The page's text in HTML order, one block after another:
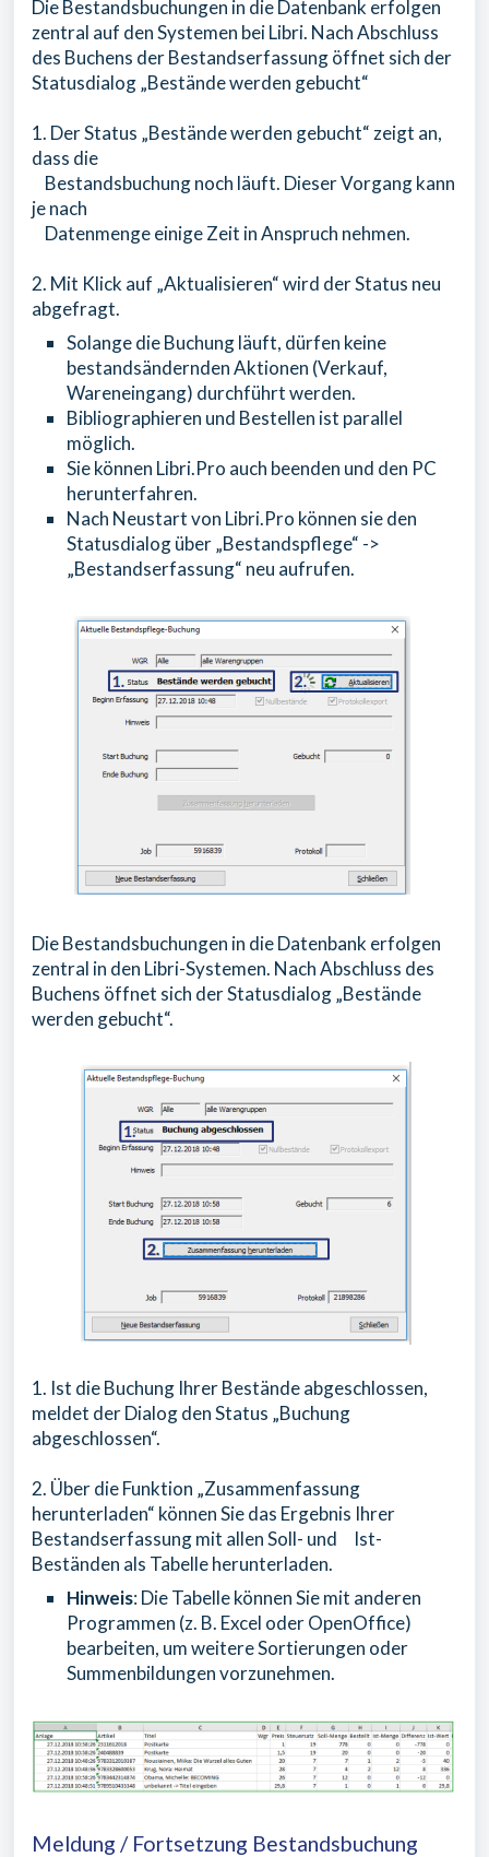
Die Bestandsbuchungen in die Datenbank erfolgen
zentral auf den Systemen bei Libri. Nach Abschluss
des Buchens der Bestandserfassung öffnet sich der
Statusdialog „Bestände werden gebucht“
1. Der Status „Bestände werden gebucht“ zeigt an,
dass die
Bestandsbuchung noch läuft. Dieser Vorgang kann
je nach
Datenmenge einige Zeit in Anspruch nehmen.
2. Mit Klick auf „Aktualisieren“ wird der Status neu
abgefragt.
Solange die Buchung läuft, dürfen keine
bestandsändernden Aktionen (Verkauf,
Wareneingang) durchführt werden.
Bibliographieren und Bestellen ist parallel
möglich.
Sie können Libri.Pro auch beenden und den PC
herunterfahren.
Nach Neustart von Libri.Pro können sie den
Statusdialog über „Bestandspflege“ ->
„Bestandserfassung“ neu aufrufen.
Die Bestandsbuchungen in die Datenbank erfolgen
zentral in den Libri-Systemen. Nach Abschluss des
Buchens öffnet sich der Statusdialog „Bestände
werden gebucht“.
1. Ist die Buchung Ihrer Bestände abgeschlossen,
meldet der Dialog den Status „Buchung
abgeschlossen“.
2. Über die Funktion „Zusammenfassung
herunterladen“ können Sie das Ergebnis Ihrer
Bestandserfassung mit allen Soll- und Ist-
Beständen als Tabelle herunterladen.
Hinweis: Die Tabelle können Sie mit anderen
Programmen (z. B. Excel oder OpenOffice)
bearbeiten, um weitere Sortierungen oder
Summenbildungen vorzunehmen.
Meldung / Fortsetzung Bestandsbuchung